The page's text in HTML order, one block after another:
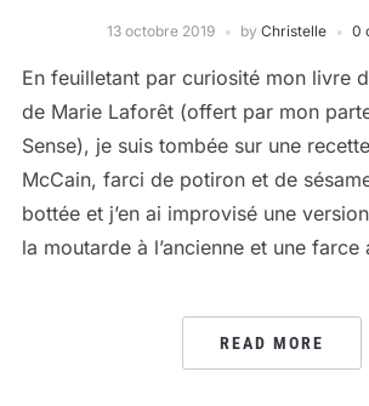
13 octobre 2019 by Christelle 0
En feuilletant par curiosité mon livre
de Marie Laforêt (offert par mon
Sense), je suis tombée sur une
McCain, farci de potiron et de
bottée et j’en ai improvisé une
la moutarde à l’ancienne et une
READ MORE